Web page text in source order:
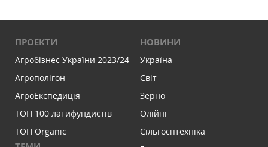
ПРОЕКТИ
Агробізнес України 2023/24
Агрополігон
АгроЕкспедиція
ТОП 100 латифундистів
ТОП Organic
НОВИНИ
Україна
Світ
Зерно
Олійні
Сільгосптехніка